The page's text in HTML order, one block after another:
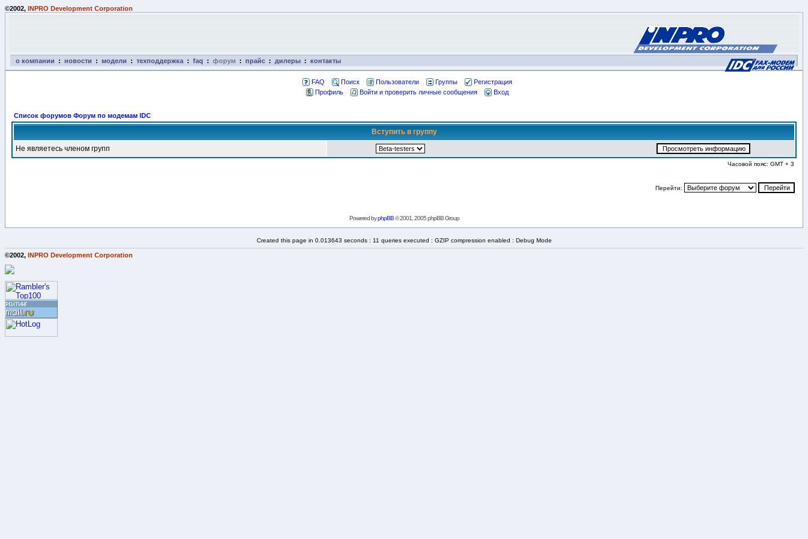
©2002, INPRO Development Corporation
о компании : новости : модели : техподдержка : faq : форум : прайс : дилеры : контакты
FAQ Поиск Пользователи Группы
Регистрация
Профиль
Войти и проверить личные сообщения Вход
Список форумов Форум по модемам IDC
Вступить в группу
Не являетесь членом групп
Часовой пояс: GMT + 3
Перейти:
Powered byphpBB© 2001, 2005 phpBB Group
Created this page in 0.013643 seconds : 11 queries executed : GZIP compression enabled : Debug Mode
©2002, INPRO Development Corporation